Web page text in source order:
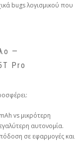
bugs λογισμικού που
—
Pro
vs μικρότερη
αυτονομία.
σε εφαρμογές και